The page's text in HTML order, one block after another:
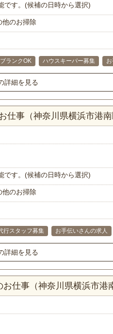
です。(候補の日時から選択)
他のお掃除
ブランクOK ハウスキーパー募集
詳細を見る
事（神奈川県横浜市港南
です。(候補の日時から選択)
他のお掃除
行スタッフ募集 お手伝いさんの求人
詳細を見る
仕事（神奈川県横浜市港